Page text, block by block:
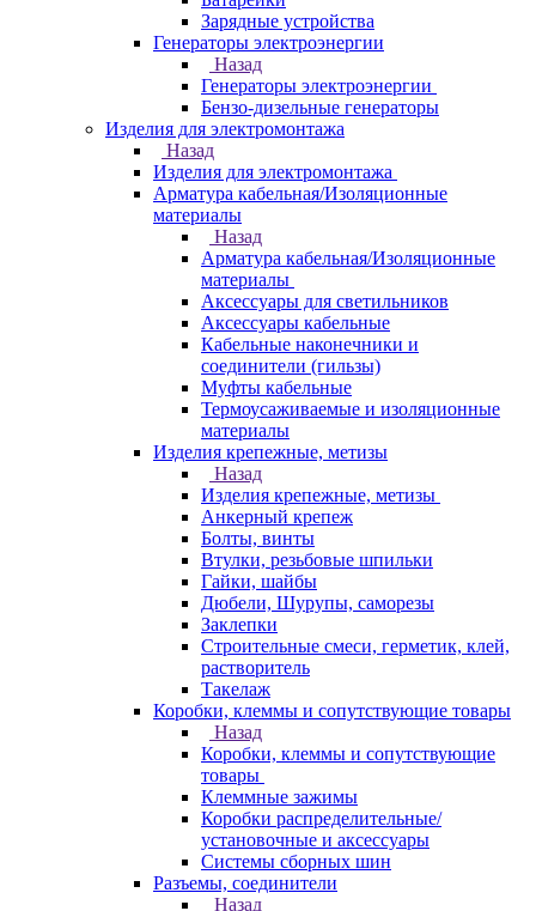
Зарядные устройства
Генераторы электроэнергии
Назад
Генераторы электроэнергии
Бензо-дизельные генераторы
Изделия для электромонтажа
Назад
Изделия для электромонтажа
Арматура кабельная/Изоляционные
материалы
Назад
Арматура кабельная/Изоляционные
материалы
Аксессуары для светильников
Аксессуары кабельные
Кабельные наконечники и
соединители (гильзы)
Муфты кабельные
Термоусаживаемые и изоляционные
материалы
Изделия крепежные, метизы
Назад
Изделия крепежные, метизы
Анкерный крепеж
Болты, винты
Втулки, резьбовые шпильки
Гайки, шайбы
Дюбели, Шурупы, саморезы
Заклепки
Строительные смеси, герметик, клей,
растворитель
Такелаж
Коробки, клеммы и сопутствующие товары
Назад
Коробки, клеммы и сопутствующие
товары
Клеммные зажимы
Коробки распределительные/
установочные и аксессуары
Системы сборных шин
Разъемы, соединители
Назад